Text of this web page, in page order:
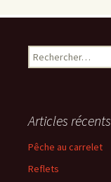
Rechercher :
Articles récents
Pêche au carrelet
Reflets